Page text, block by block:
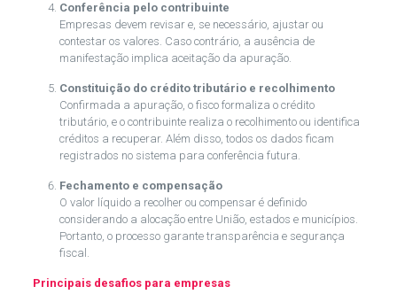
Conferência pelo contribuinte
Empresas devem revisar e, se necessário, ajustar ou
contestar os valores. Caso contrário, a ausência de
manifestação implica aceitação da apuração.
Constituição do crédito tributário e recolhimento
Confirmada a apuração, o fisco formaliza o crédito
tributário, e o contribuinte realiza o recolhimento ou identifica
créditos a recuperar. Além disso, todos os dados ficam
registrados no sistema para conferência futura.
Fechamento e compensação
O valor líquido a recolher ou compensar é definido
considerando a alocação entre União, estados e municípios.
Portanto, o processo garante transparência e segurança
fiscal.
Principais desafios para empresas